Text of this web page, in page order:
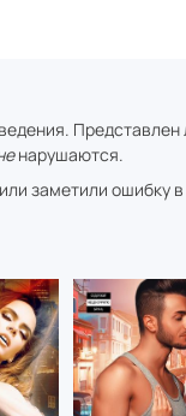
нарушаются.
заметили ошибку